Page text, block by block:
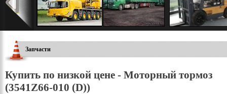
Запчасти
Купить по низкой цене - Моторный тормоз
(3541Z66-010 (D))